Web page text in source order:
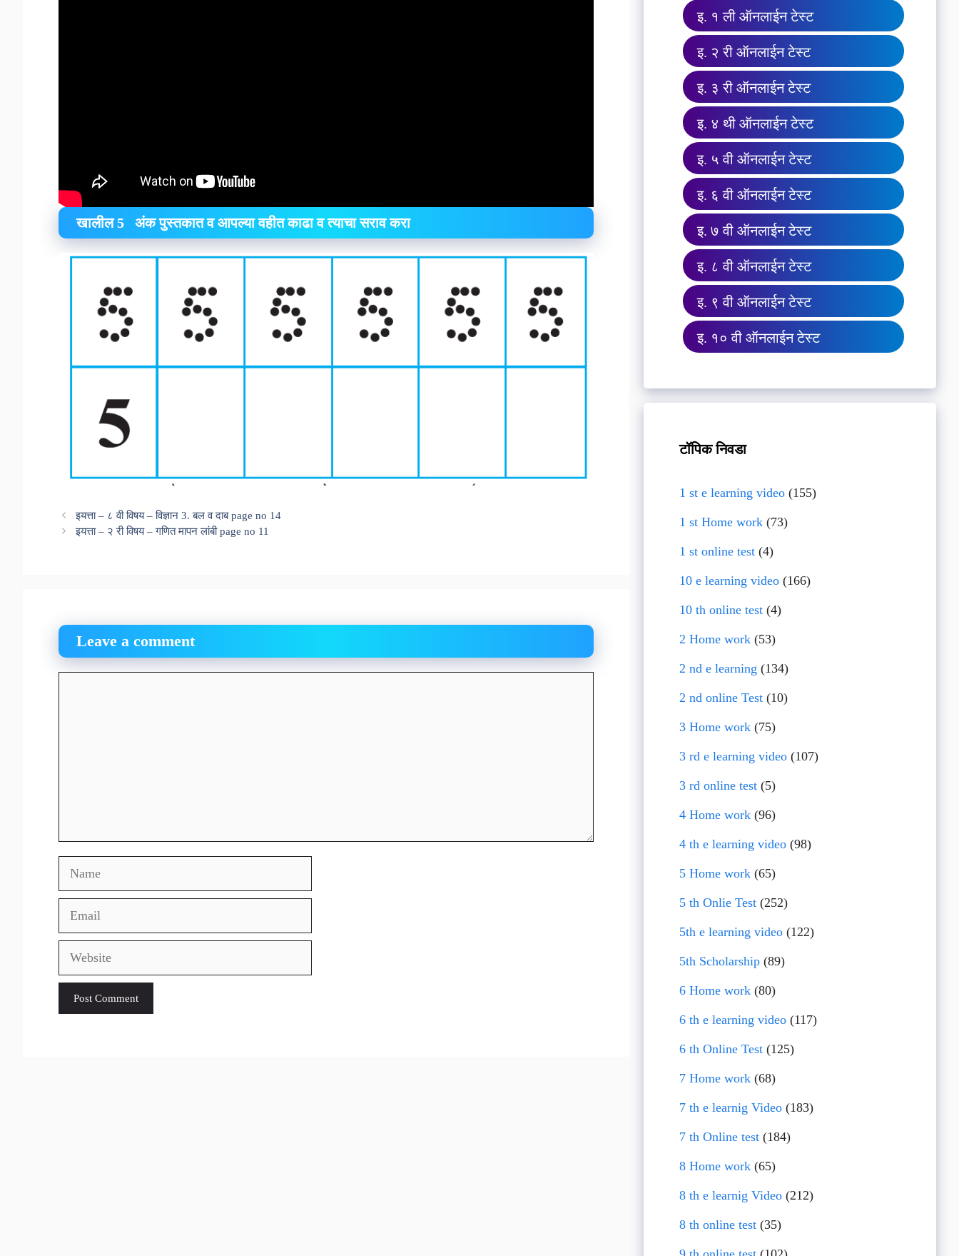
खालील 5 अंक पुस्तकात व आपल्या वहीत काढा व त्याचा सराव करा
इयत्ता – ८ वी विषय – विज्ञान 3. बल व दाब page no 14
इयत्ता – २ री विषय – गणित मापन लांबी page no 11
Leave a comment
Name
Email
Website
इ. १ ली ऑनलाईन टेस्ट
इ. २ री ऑनलाईन टेस्ट
इ. ३ री ऑनलाईन टेस्ट
इ. ४ थी ऑनलाईन टेस्ट
इ. ५ वी ऑनलाईन टेस्ट
इ. ६ वी ऑनलाईन टेस्ट
इ. ७ वी ऑनलाईन टेस्ट
इ. ८ वी ऑनलाईन टेस्ट
इ. ९ वी ऑनलाईन टेस्ट
इ. १० वी ऑनलाईन टेस्ट
टॉपिक निवडा
1 st e learning video(155)
1 st Home work(73)
1 st online test(4)
10 e learning video(166)
10 th online test(4)
2 Home work(53)
2 nd e learning (134)
2 nd online Test(10)
3 Home work(75)
3 rd e learning video(107)
3 rd online test(5)
4 Home work(96)
4 th e learning video(98)
5 Home work(65)
5 th Onlie Test(252)
5th e learning video(122)
5th Scholarship(89)
6 Home work(80)
6 th e learning video(117)
6 th Online Test(125)
7 Home work(68)
7 th e learnig Video(183)
7 th Online test(184)
8 Home work(65)
8 th e learnig Video(212)
8 th online test(35)